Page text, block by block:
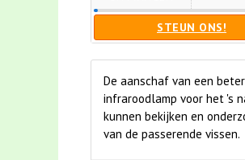
STEUN ONS!
De aanschaf van een
infraroodlamp voor het 's
kunnen bekijken en
van de passerende vissen.